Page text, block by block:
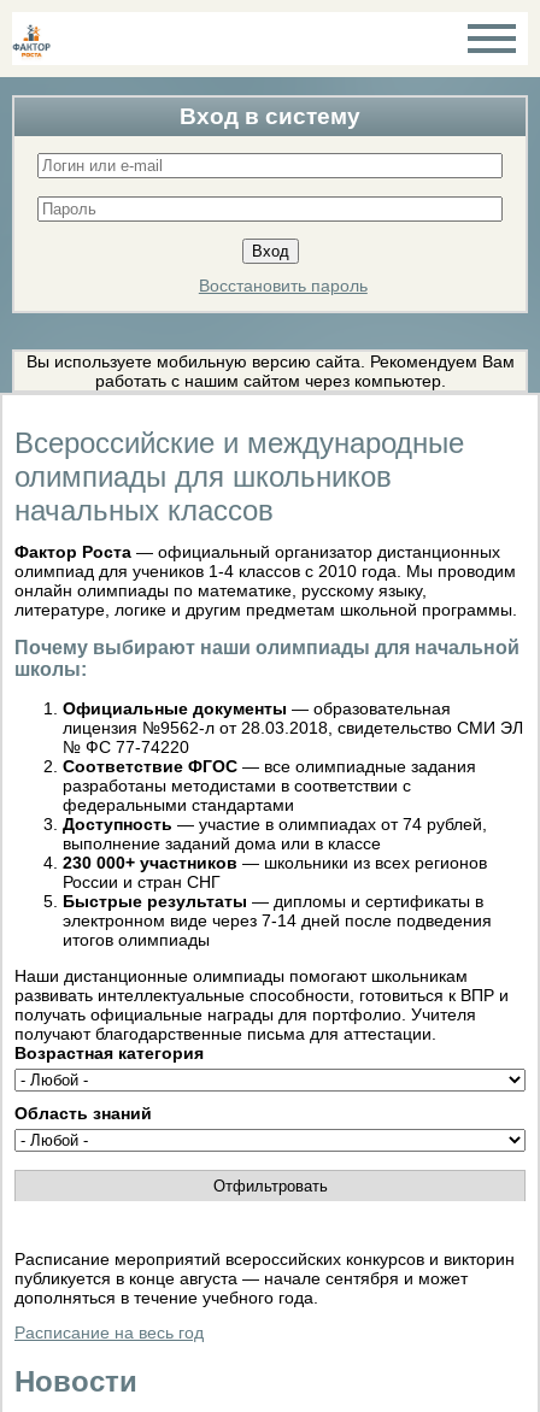
Вход в систему
Восстановить пароль
Вы используете мобильную версию сайта. Рекомендуем Вам
работать с нашим сайтом через компьютер.
Всероссийские и международные
олимпиады для школьников
начальных классов
Фактор Роста — официальный организатор дистанционных
олимпиад для учеников 1-4 классов с 2010 года. Мы проводим
онлайн олимпиады по математике, русскому языку,
литературе, логике и другим предметам школьной программы.
Почему выбирают наши олимпиады для начальной
школы:
Официальные документы — образовательная
лицензия №9562-л от 28.03.2018, свидетельство СМИ ЭЛ
№ ФС 77-74220
Соответствие ФГОС — все олимпиадные задания
разработаны методистами в соответствии с
федеральными стандартами
Доступность — участие в олимпиадах от 74 рублей,
выполнение заданий дома или в классе
230 000+ участников — школьники из всех регионов
России и стран СНГ
Быстрые результаты — дипломы и сертификаты в
электронном виде через 7-14 дней после подведения
итогов олимпиады
Наши дистанционные олимпиады помогают школьникам
развивать интеллектуальные способности, готовиться к ВПР и
получать официальные награды для портфолио. Учителя
получают благодарственные письма для аттестации.
Возрастная категория
Область знаний
Расписание мероприятий всероссийских конкурсов и викторин
публикуется в конце августа — начале сентября и может
дополняться в течение учебного года.
Расписание на весь год
Новости